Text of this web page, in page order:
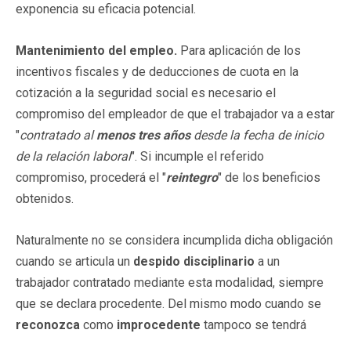
exponencia su eficacia potencial.
Mantenimiento del empleo. Para aplicación de los
incentivos fiscales y de deducciones de cuota en la
cotización a la seguridad social es necesario el
compromiso del empleador de que el trabajador va a estar
"contratado almenos tres añosdesde la fecha de inicio
de la relación laboral". Si incumple el referido
compromiso, procederá el "reintegro" de los beneficios
obtenidos.
Naturalmente no se considera incumplida dicha obligación
cuando se articula un despido disciplinario a un
trabajador contratado mediante esta modalidad, siempre
que se declara procedente. Del mismo modo cuando se
reconozca como improcedente tampoco se tendrá